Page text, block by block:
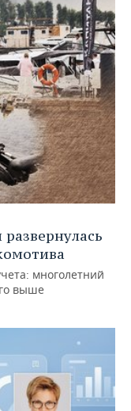
многолетний
выше